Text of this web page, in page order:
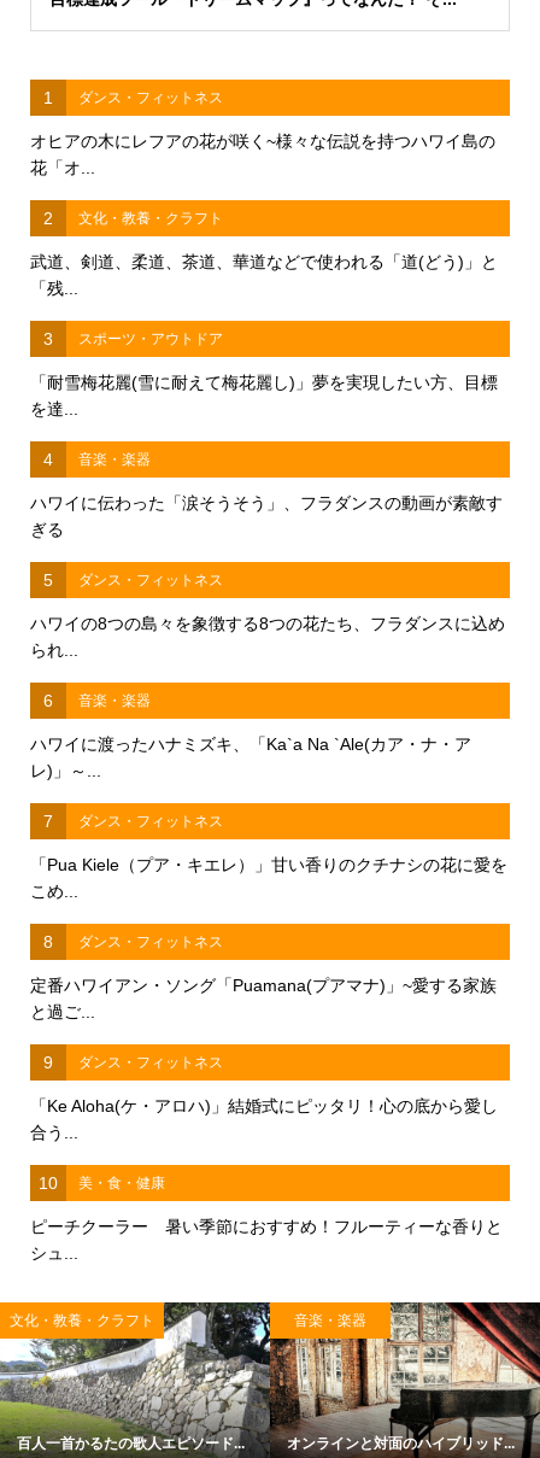
1 ダンス・フィットネス
オヒアの木にレフアの花が咲く~様々な伝説を持つハワイ島の
花「オ...
2 文化・教養・クラフト
武道、剣道、柔道、茶道、華道などで使われる「道(どう)」と
「残...
3 スポーツ・アウトドア
「耐雪梅花麗(雪に耐えて梅花麗し)」夢を実現したい方、目標
を達...
4 音楽・楽器
ハワイに伝わった「涙そうそう」、フラダンスの動画が素敵す
ぎる
5 ダンス・フィットネス
ハワイの8つの島々を象徴する8つの花たち、フラダンスに込め
られ...
6 音楽・楽器
ハワイに渡ったハナミズキ、「Ka`a Na `Ale(カア・ナ・ア
レ)」～...
7 ダンス・フィットネス
「Pua Kiele（プア・キエレ）」甘い香りのクチナシの花に愛を
こめ...
8 ダンス・フィットネス
定番ハワイアン・ソング「Puamana(プアマナ)」~愛する家族
と過ご...
9 ダンス・フィットネス
「Ke Aloha(ケ・アロハ)」結婚式にピッタリ！心の底から愛し
合う...
10 美・食・健康
ピーチクーラー 暑い季節におすすめ！フルーティーな香りと
シュ...
文化・教養・クラフト
百人一首かるたの歌人エピソード...
音楽・楽器
オンラインと対面のハイブリッド...